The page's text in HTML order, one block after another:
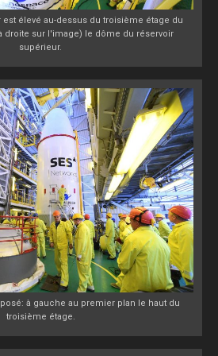
élevé au-dessus du troisième étage du
droite sur l'image) le dôme du réservoir
supérieur.
à gauche au premier plan le haut du
troisième étage.